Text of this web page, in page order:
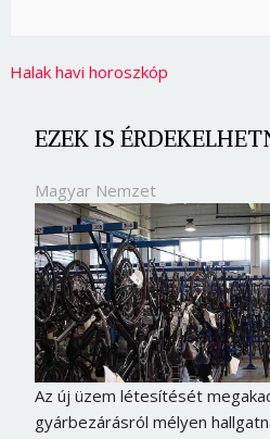
Halak havi horoszkóp
EZEK IS
Magyar Nemzet
Az új üzem létesítését
gyárbezárásról mélyen